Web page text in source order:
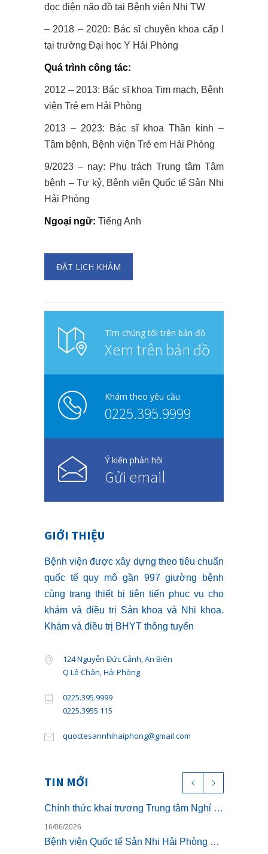
đọc điện não đồ tại Bệnh viện Nhi TW
– 2018 – 2020: Bác sĩ chuyên khoa cấp I
tại trường Đại học Y Hải Phòng
Quá trình công tác:
2012 – 2013: Bác sĩ khoa Tim mạch, Bệnh
viện Trẻ em Hải Phòng
2013 – 2023: Bác sĩ khoa Thần kinh –
Tâm bệnh, Bệnh viện Trẻ em Hải Phòng
9/2023 – nay: Phụ trách Trung tâm Tâm
bệnh – Tự kỷ, Bệnh viện Quốc tế Sản Nhi
Hải Phòng
Ngoại ngữ: Tiếng Anh
ĐẶT LỊCH KHÁM
Tìm chúng tôi trên bản đồ
Xem trên bản đồ
Khám theo yêu cầu
0225.395.9999
Ý kiến phản hồi
Gửi email
GIỚI THIỆU
Bệnh viện được xây dựng theo tiêu chuẩn
quốc tế quy mô gần 997 giường bệnh
cùng trang thiết bị tiên tiến phục vụ cho
khám và điều trị Sản khoa và Nhi khoa.
Khám và điều trị BHYT thông tuyến
124 Nguyễn Đức Cảnh, An Biên
Q Lê Chân, Hải Phòng
0225.395.9999
0225.3955.115
quoctesannhihaiphong@gmail.com
TIN MỚI
Chính thức khai trương Trung tâm Nghỉ dưỡng ở cữ cao cấp The Nest – Luxury Postpartum & Retreat
16/06/2026
Bệnh viện Quốc tế Sản Nhi Hải Phòng chính thức triển khai khám sức khỏe theo Thông tư 32/2023/TT-BYT